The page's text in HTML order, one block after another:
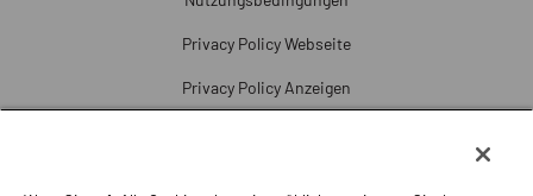
Privacy Policy Webseite
Privacy Policy Anzeigen